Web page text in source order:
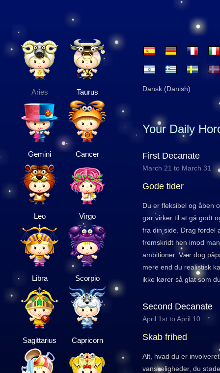
Aries Taurus
Gemini Cancer
Leo Virgo
Libra Scorpio
Sagittarius Capricorn
Dansk (Danish)
Your Daily
First Decanate
March 21 to March 31
Gode tider
Du er fleksibel og åben
gør virker til at gå godt
fra din side. Drag fordel
fremskridt hen imod
ambitioner. Vær dog
mere end du realistisk
ikke kører så glat som
Second Decanate
April 1st to April 10
Skab frihed
Alt, hvad du er
vanskeligheder, du